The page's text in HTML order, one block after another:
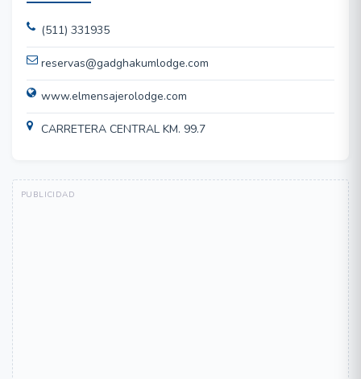
(511) 331935
reservas@gadghakumlodge.com
www.elmensajerolodge.com
CARRETERA CENTRAL KM. 99.7